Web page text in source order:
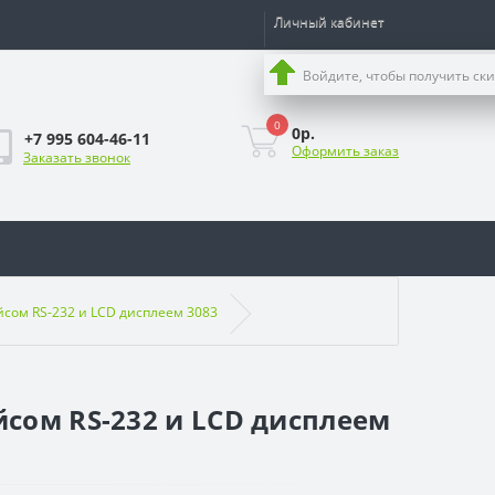
Личный кабинет
Войдите, чтобы получить
+7 995 604-46-11
Заказать звонок
0 0р.
Оформить заказ
RS-232 и LCD дисплеем 3083
RS-232 и LCD дисплеем